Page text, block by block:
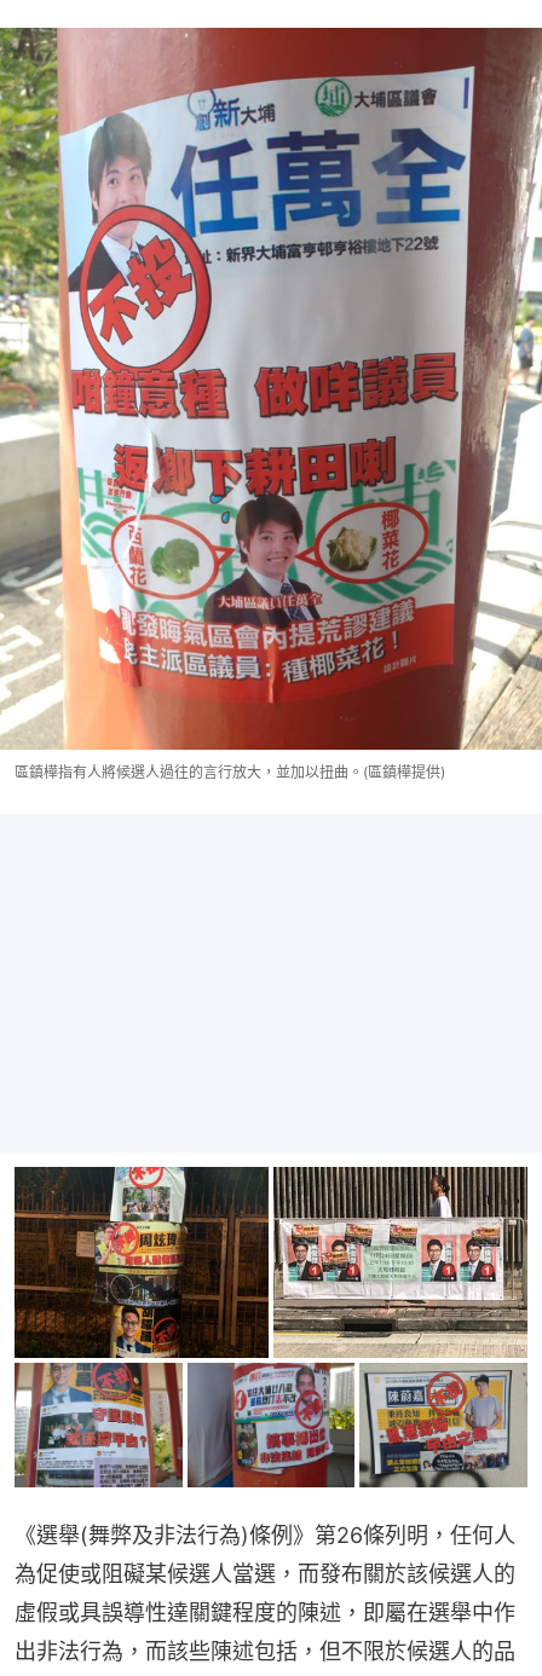
區鎮樺指有人將候選人過往的言行放大，並加以扭曲。(區鎮樺提供)
《選舉(舞弊及非法行為)條例》第26條列明，任何人
為促使或阻礙某候選人當選，而發布關於該候選人的
虛假或具誤導性達關鍵程度的陳述，即屬在選舉中作
出非法行為，而該些陳述包括，但不限於候選人的品